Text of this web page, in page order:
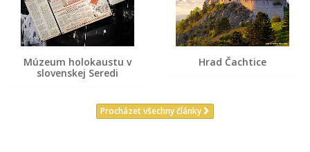
Múzeum holokaustu v
slovenskej Seredi
Hrad Čachtice
Procházet všechny články